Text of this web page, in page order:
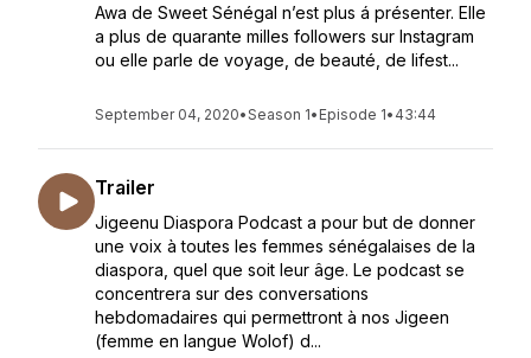
Awa de Sweet Sénégal n’est plus á présenter. Elle
a plus de quarante milles followers sur Instagram
ou elle parle de voyage, de beauté, de lifest...
September 04, 2020•Season 1• Episode 1• 43:44
Trailer
Jigeenu Diaspora Podcast a pour but de donner
une voix à toutes les femmes sénégalaises de la
diaspora, quel que soit leur âge. Le podcast se
concentrera sur des conversations
hebdomadaires qui permettront à nos Jigeen
(femme en langue Wolof) d...